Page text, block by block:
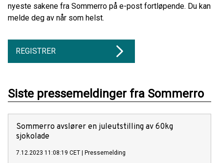
nyeste sakene fra Sommerro på e-post fortløpende. Du kan
melde deg av når som helst.
REGISTRER
Siste pressemeldinger fra Sommerro
Sommerro avslører en juleutstilling av 60kg
sjokolade
7.12.2023 11:08:19 CET Pressemelding